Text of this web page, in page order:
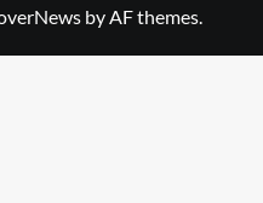
by AF themes.